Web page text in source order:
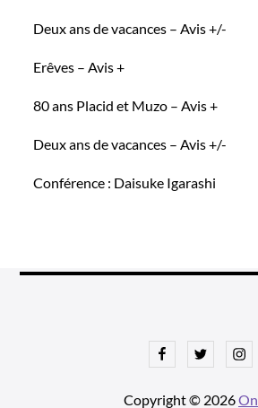
Deux ans de vacances – Avis +/-
Erêves – Avis +
80 ans Placid et Muzo – Avis +
Deux ans de vacances – Avis +/-
Conférence : Daisuke Igarashi
FacebookTwitter
Copyright © 2026